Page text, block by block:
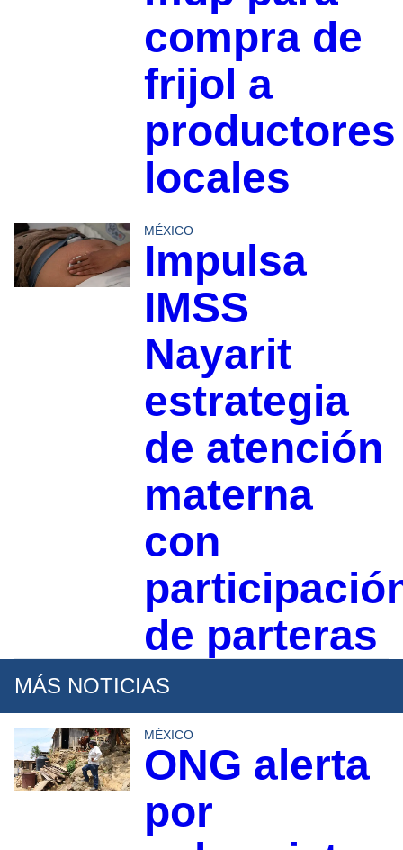
compra de
frijol a
productores
locales
MÉXICO
Impulsa
IMSS
Nayarit
estrategia
de atención
materna
con
de parteras
MÁS NOTICIAS
MÉXICO
ONG alerta
por